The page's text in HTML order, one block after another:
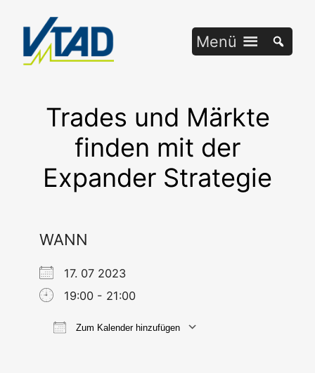
springen
Menü
Trades und Märkte
finden mit der
Expander Strategie
WANN
17. 07 2023
19:00 - 21:00
Zum Kalender hinzufügen